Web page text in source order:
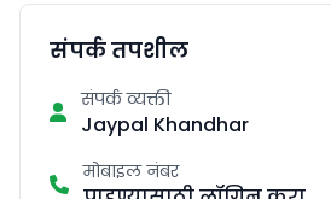
संपर्क तपशील
संपर्क व्यक्ती
Jaypal Khandhar
मोबाइल नंबर